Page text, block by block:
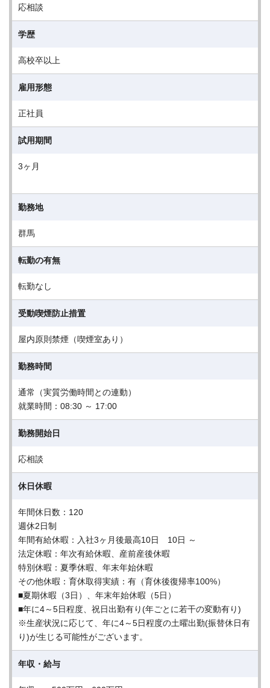
応相談
学歴
高校卒以上
雇用形態
正社員
試用期間
3ヶ月
勤務地
群馬
転勤の有無
転勤なし
受動喫煙防止措置
屋内原則禁煙（喫煙室あり）
勤務時間
通常（実質労働時間との連動）
就業時間：08:30 ～ 17:00
勤務開始日
応相談
休日休暇
年間休日数：120
週休2日制
年間有給休暇：入社3ヶ月後最高10日 10日 ～
法定休暇：年次有給休暇、産前産後休暇
特別休暇：夏季休暇、年末年始休暇
その他休暇：育休取得実績：有（育休後復帰率100%）
■夏期休暇（3日）、年末年始休暇（5日）
■年に4～5日程度、祝日出勤有り(年ごとに若干の変動有り)
※生産状況に応じて、年に4～5日程度の土曜出勤(振替休日有
り)が生じる可能性がございます。
年収・給与